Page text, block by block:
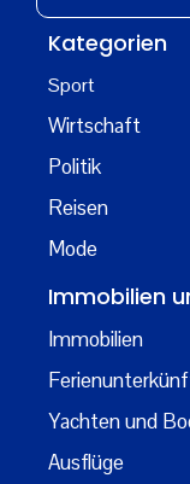
Kategorien
Sport
Wirtschaft
Politik
Reisen
Mode
Immobilien
Immobilien
Yachten und
Ausflüge